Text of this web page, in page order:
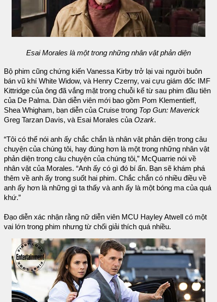
Esai Morales là một trong những nhân vật phản diện
Bộ phim cũng chứng kiến Vanessa Kirby trở lại vai người buôn
bán vũ khí White Widow, và Henry Czerny, vai cựu giám đốc IMF
Kittridge của ông đã vắng mặt trong chuỗi kể từ sau phim đầu tiên
của De Palma. Dàn diễn viên mới bao gồm Pom Klementieff,
Shea Whigham, bạn diễn của Cruise trong Top Gun: Maverick
Greg Tarzan Davis, và Esai Morales của Ozark.
“Tôi có thể nói anh ấy chắc chắn là nhân vật phản diện trong câu
chuyện của chúng tôi, hay đúng hơn là một trong những nhân vật
phản diện trong câu chuyện của chúng tôi,” McQuarrie nói về
nhân vật của Morales. “Anh ấy có gì đó bí ẩn. Bạn sẽ khám phá
thêm về anh ấy trong suốt hai phim. Chắc chắn có nhiều điều về
anh ấy hơn là những gì ta thấy và anh ấy là một bóng ma của quá
khứ.”
Đạo diễn xác nhận rằng nữ diễn viên MCU Hayley Atwell có một
vai lớn trong phim nhưng từ chối giải thích quá nhiều.